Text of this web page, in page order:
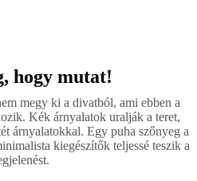
hogy mutat!
megy ki a divatból, ami ebben a
Kék árnyalatok uralják a teret,
árnyalatokkal. Egy puha szőnyeg a
kiegészítők teljessé teszik a